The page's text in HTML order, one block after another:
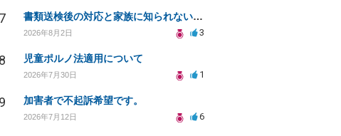
7 書類送検後の対応と家族に知られないための手続きについて相談
2026年8月2日 3
8 児童ポルノ法適用について
2026年7月30日 1
9 加害者で不起訴希望です。
2026年7月12日 6